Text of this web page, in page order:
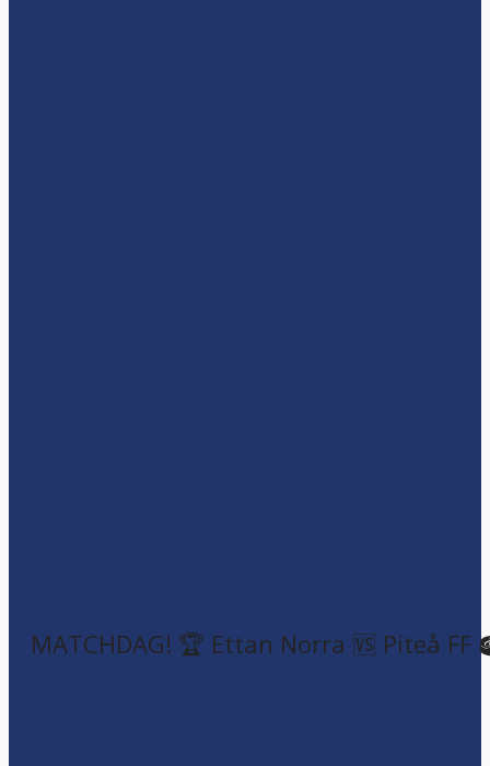
MATCHDAG! 🏆 Ettan Norra 🆚 Piteå FF